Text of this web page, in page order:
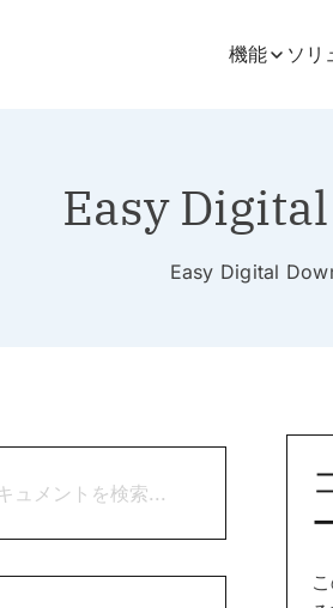
機能 ソリ
Easy
Easy Digital